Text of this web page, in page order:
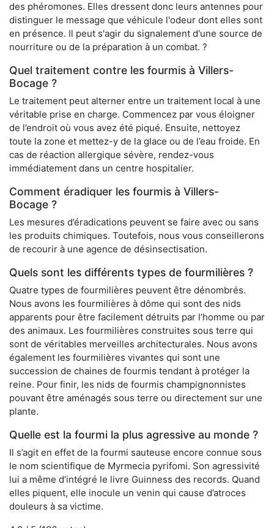
des phéromones. Elles dressent donc leurs antennes pour
distinguer le message que véhicule l'odeur dont elles sont
en présence. Il peut s'agir du signalement d'une source de
nourriture ou de la préparation à un combat. ?
Quel traitement contre les fourmis à Villers-
Bocage ?
Le traitement peut alterner entre un traitement local à une
véritable prise en charge. Commencez par vous éloigner
de l’endroit où vous avez été piqué. Ensuite, nettoyez
toute la zone et mettez-y de la glace ou de l’eau froide. En
cas de réaction allergique sévère, rendez-vous
immédiatement dans un centre hospitalier.
Comment éradiquer les fourmis à Villers-
Bocage ?
Les mesures d’éradications peuvent se faire avec ou sans
les produits chimiques. Toutefois, nous vous conseillerons
de recourir à une agence de désinsectisation.
Quels sont les différents types de fourmilières ?
Quatre types de fourmilières peuvent être dénombrés.
Nous avons les fourmilières à dôme qui sont des nids
apparents pour être facilement détruits par l’homme ou par
des animaux. Les fourmilières construites sous terre qui
sont de véritables merveilles architecturales. Nous avons
également les fourmilières vivantes qui sont une
succession de chaines de fourmis tendant à protéger la
reine. Pour finir, les nids de fourmis champignonnistes
pouvant être aménagés sous terre ou directement sur une
plante.
Quelle est la fourmi la plus agressive au monde ?
Il s’agit en effet de la fourmi sauteuse encore connue sous
le nom scientifique de Myrmecia pyrifomi. Son agressivité
lui a même d’intégré le livre Guinness des records. Quand
elles piquent, elle inocule un venin qui cause d’atroces
douleurs à sa victime.